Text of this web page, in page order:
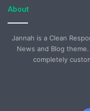
About
Jannah is a Clean
News and Blog
completely